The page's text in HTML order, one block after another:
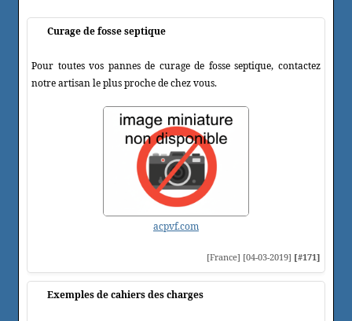
Curage de fosse septique
Pour toutes vos pannes de curage de fosse septique, contactez
notre artisan le plus proche de chez vous.
acpvf.com
[France] [04-03-2019] [#171]
Exemples de cahiers des charges